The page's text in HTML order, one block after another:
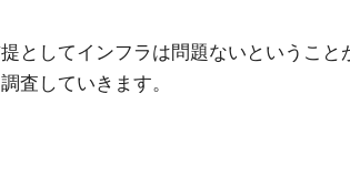
としてインフラは問題ないということ
査していきます。